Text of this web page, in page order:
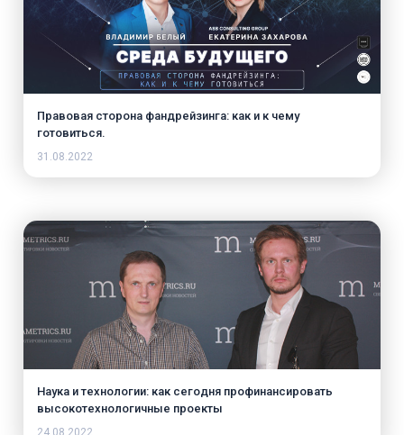
Правовая сторона фандрейзинга: как и к чему
готовиться.
31.08.2022
Наука и технологии: как сегодня профинансировать
высокотехнологичные проекты